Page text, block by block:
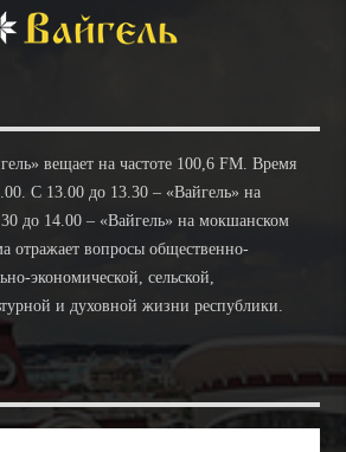
вещает на частоте 100,6 FM. Время
C 13.00 до 13.30 – «Вайгель» на
до 14.00 – «Вайгель» на мокшанском
отражает вопросы общественно-
экономической, сельской,
и духовной жизни республики.